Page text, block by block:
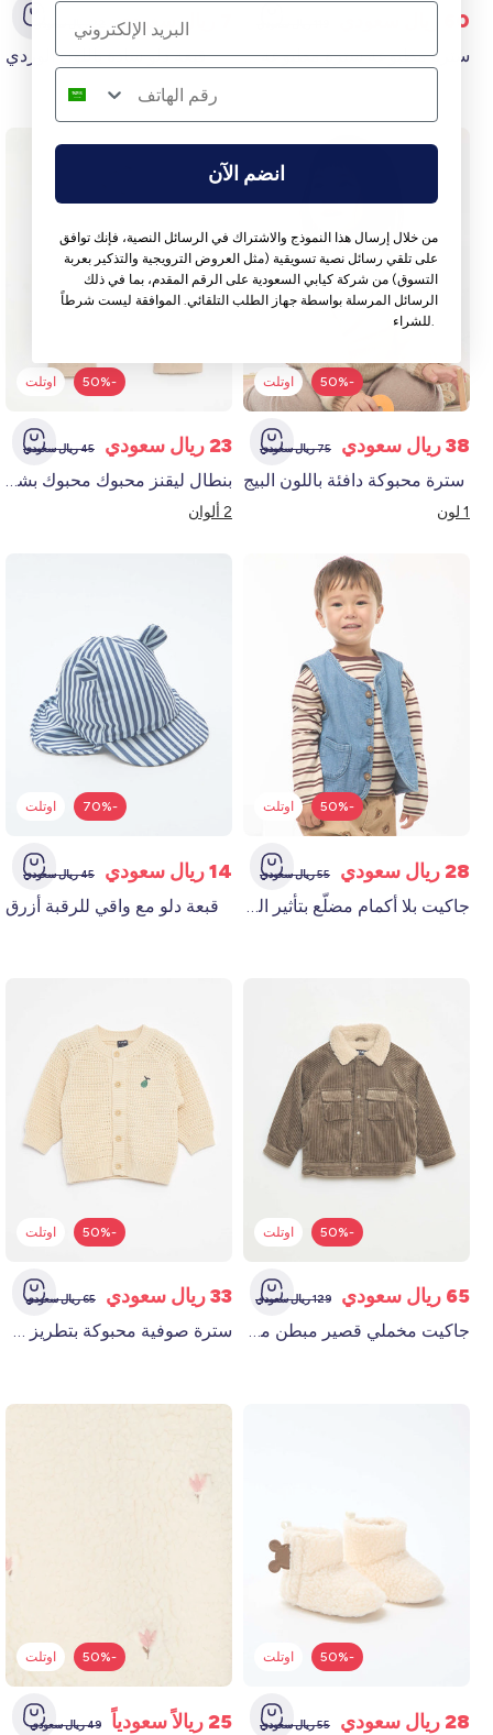
60 ريال سعودي
سترة مطبوعة سترة مطبوعة باللون الوردي
22 ريال سعودي
قبعة دلو سادة باللون الوردي
-50% اوتلت
38 ريال سعودي 75 ريال سعودي
سترة محبوكة دافئة باللون البيج
1 لون
-50% اوتلت
23 ريال سعودي 45 ريال سعودي
بنطال ليقنز محبوك محبوك بشكل مريح بيجي
2 ألوان
-50% اوتلت
28 ريال سعودي 55 ريال سعودي
-70% اوتلت
14 ريال سعودي 45 ريال سعودي
قبعة دلو مع واقي للرقبة أزرق
-50% اوتلت
65 ريال سعودي 129 ريال سعودي
جاكيت مخملي قصير مبطن مخملي كاكى
-50% اوتلت
33 ريال سعودي 65 ريال سعودي
سترة صوفية محبوكة بتطريز على الصدر بلون بني فاتح
-50% اوتلت
28 ريال سعودي 55 ريال سعودي
-50% اوتلت
25 ريالاً سعودياً 49 ريال سعودي
انضم الآن
من خلال إرسال هذا النموذج والاشتراك في الرسائل النصية، فإنك توافق
على تلقي رسائل نصية تسويقية (مثل العروض الترويجية والتذكير بعربة
التسوق) من شركة كيابي السعودية على الرقم المقدم، بما في ذلك
الرسائل المرسلة بواسطة جهاز الطلب التلقائي. الموافقة ليست شرطاً
للشراء.